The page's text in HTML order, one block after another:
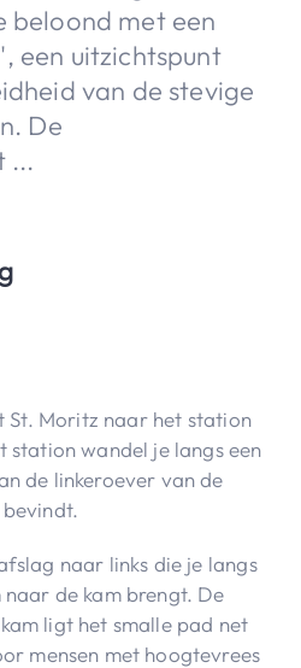
beloond met een
een uitzichtspunt
van de stevige
De
...
St. Moritz naar het station
station wandel je langs een
de linkeroever van de
naar links die je langs
naar de kam brengt. De
ligt het smalle pad net
mensen met hoogtevrees